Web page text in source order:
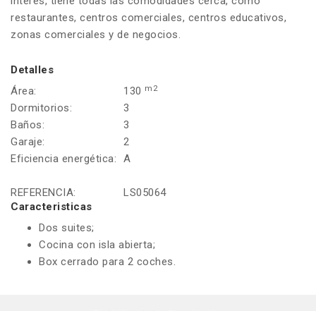
restaurantes, centros comerciales, centros educativos,
zonas comerciales y de negocios.
Detalles
Área:
130 m2
Dormitorios:
3
Baños:
3
Garaje:
2
Eficiencia energética:
A
REFERENCIA:
LS05064
Caracteristicas
Dos suites;
Cocina con isla abierta;
Box cerrado para 2 coches.